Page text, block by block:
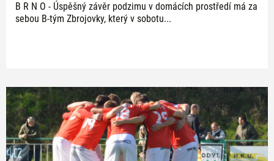
B R N O - Úspěšný závěr podzimu v domácích prostředí má za
sebou B-tým Zbrojovky, který v sobotu...